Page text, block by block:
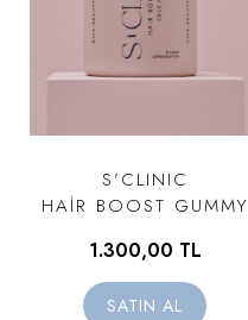
S’CLINIC
HAİR BOOST GUMMY
1.300,00 TL
SATIN AL